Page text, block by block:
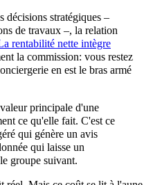
décisions stratégiques –
de travaux –, la relation
rentabilité nette intègre
la commission: vous restez
en est le bras armé
principale d'une
ce qu'elle fait. C'est ce
qui génère un avis
qui laisse un
groupe suivant.